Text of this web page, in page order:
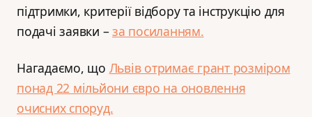
підтримки, критерії відбору та інструкцію для
подачі заявки –за посиланням.
Нагадаємо, що Львів отримає грант розміром
понад 22 мільйони євро на оновлення
очисних споруд.